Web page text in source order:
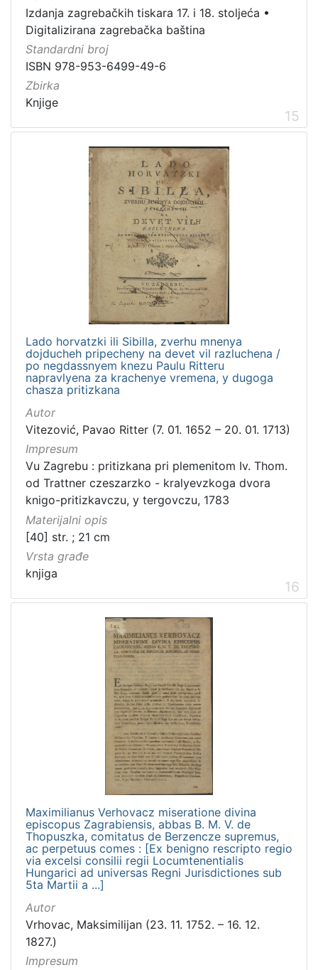
Izdanja zagrebačkih tiskara 17. i 18. stoljeća •
Digitalizirana zagrebačka baština
Standardni broj
ISBN 978-953-6499-49-6
Zbirka
Knjige
15
Lado horvatzki ili Sibilla, zverhu mnenya
dojducheh pripecheny na devet vil razluchena /
po negdassnyem knezu Paulu Ritteru
napravlyena za krachenye vremena, y dugoga
chasza pritizkana
Autor
Vitezović, Pavao Ritter (7. 01. 1652 – 20. 01. 1713)
Impresum
Vu Zagrebu : pritizkana pri plemenitom Iv. Thom.
od Trattner czeszarzko - kralyevzkoga dvora
knigo-pritizkavczu, y tergovczu, 1783
Materijalni opis
[40] str. ; 21 cm
Vrsta građe
knjiga
16
Maximilianus Verhovacz miseratione divina
episcopus Zagrabiensis, abbas B. M. V. de
Thopuszka, comitatus de Berzencze supremus,
ac perpetuus comes : [Ex benigno rescripto regio
via excelsi consilii regii Locumtenentialis
Hungarici ad universas Regni Jurisdictiones sub
5ta Martii a ...]
Autor
Vrhovac, Maksimilijan (23. 11. 1752. – 16. 12.
1827.)
Impresum